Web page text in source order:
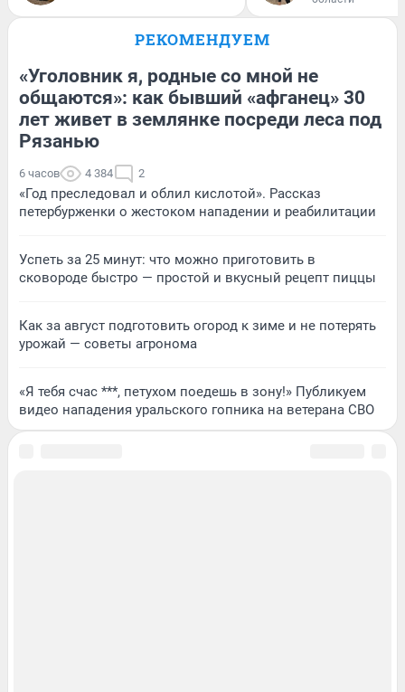
РЕКОМЕНДУЕМ
«Уголовник я, родные со мной не
общаются»: как бывший «афганец» 30
лет живет в землянке посреди леса под
Рязанью
6 часов 4 384 2
«Год преследовал и облил кислотой». Рассказ
петербурженки о жестоком нападении и реабилитации
Успеть за 25 минут: что можно приготовить в
сковороде быстро — простой и вкусный рецепт пиццы
Как за август подготовить огород к зиме и не потерять
урожай — советы агронома
«Я тебя счас ***, петухом поедешь в зону!» Публикуем
видео нападения уральского гопника на ветерана СВО